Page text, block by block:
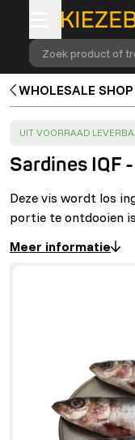
Zoek product of
WHOLESALE SHOP
SUCCESS:
UIT VOORRAAD
Sardines IQF
Deze vis wordt los
portie te ontdooien
Meer informatie